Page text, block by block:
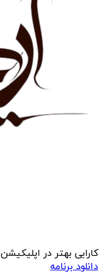
کارایی بهتر در اپلیکیشن
دانلود برنامه